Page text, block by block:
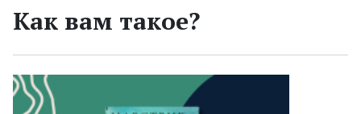
Как вам такое?